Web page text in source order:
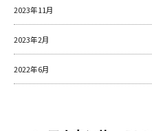
2023年11月
2023年2月
2022年6月